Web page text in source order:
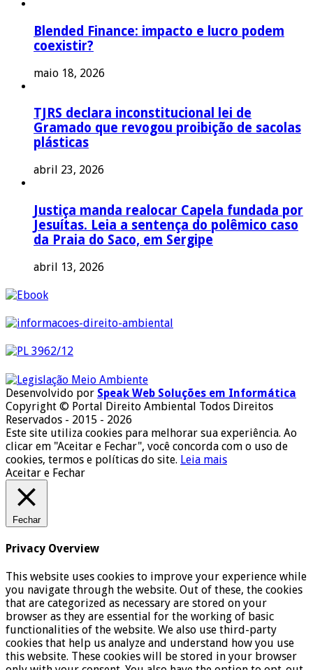
Blended Finance: impacto e lucro podem
coexistir?
maio 18, 2026
TJRS declara inconstitucional lei de
Gramado que revogou proibição de sacolas
plásticas
abril 23, 2026
Justiça manda realocar Capela fundada por
Jesuítas. Leia a sentença do polêmico caso
da Praia do Saco, em Sergipe
abril 13, 2026
Desenvolvido por Speak Web Soluções em Informática
Copyright © Portal Direito Ambiental Todos Direitos
Reservados - 2015 - 2026
Este site utiliza cookies para melhorar sua experiência. Ao
clicar em "Aceitar e Fechar", você concorda com o uso de
cookies, termos e políticas do site. Leia mais
Aceitar e Fechar
Fechar
Privacy Overview
This website uses cookies to improve your experience while
you navigate through the website. Out of these, the cookies
that are categorized as necessary are stored on your
browser as they are essential for the working of basic
functionalities of the website. We also use third-party
cookies that help us analyze and understand how you use
this website. These cookies will be stored in your browser